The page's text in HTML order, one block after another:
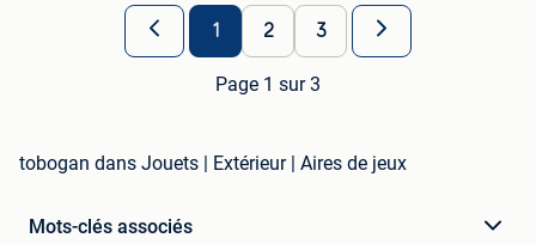
1 2 3
Page 1 sur 3
tobogan dans Jouets | Extérieur | Aires de jeux
Mots-clés associés